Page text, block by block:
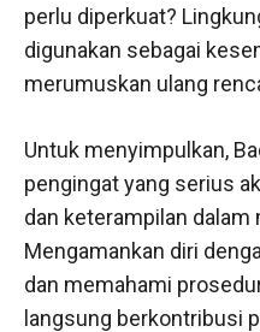
perlu diperkuat?
digunakan sebagai
merumuskan ulang
Untuk menyimpulkan,
pengingat yang serius
dan keterampilan dalam
Mengamankan diri
dan memahami
langsung berkontribusi